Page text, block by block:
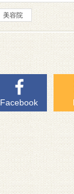
美容院
Facebook